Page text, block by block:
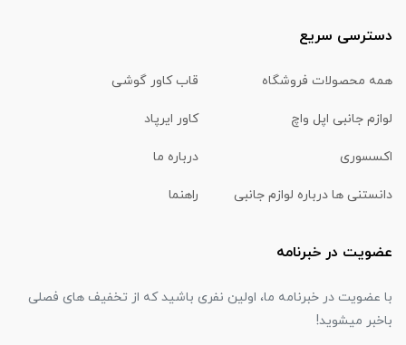
دسترسی سریع
همه محصولات فروشگاه قاب کاور گوشی
لوازم جانبی اپل واچ کاور ایرپاد
اکسسوری درباره ما
دانستنی ها درباره لوازم جانبی راهنما
عضویت در خبرنامه
با عضویت در خبرنامه ما، اولین نفری باشید که از تخفیف های فصلی
باخبر میشوید!